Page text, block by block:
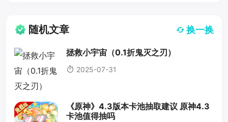
随机文章 换一换
拯救小宇宙（0.1折鬼灭之刃）
2025-07-31
《原神》4.3版本卡池抽取建议 原神4.3
卡池值得抽吗